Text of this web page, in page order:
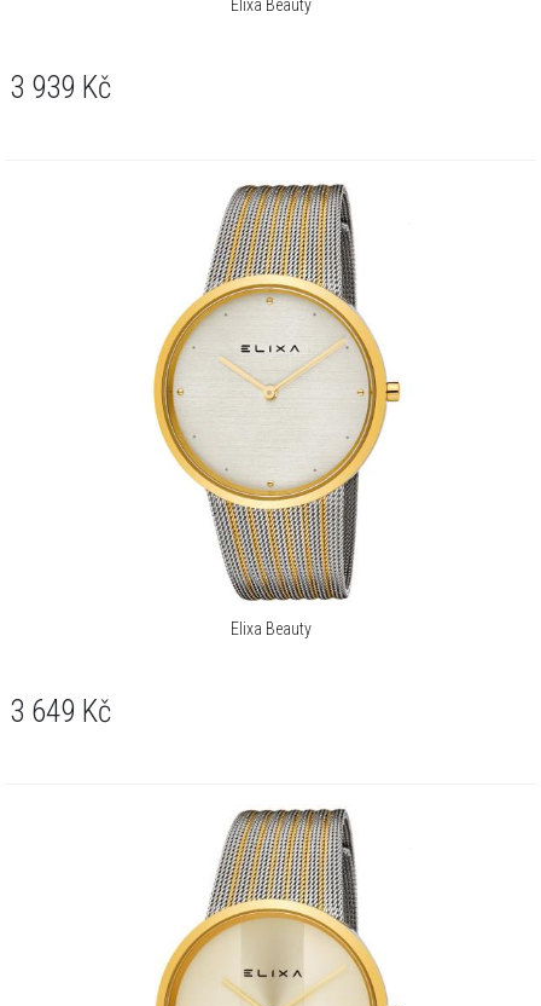
Elixa Beauty
3 939 Kč
Elixa Beauty
3 649 Kč